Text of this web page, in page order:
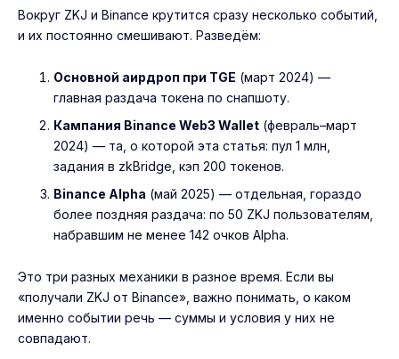
Вокруг ZKJ и Binance крутится сразу несколько событий,
и их постоянно смешивают. Разведём:
Основной аирдроп при TGE (март 2024) —
главная раздача токена по снапшоту.
Кампания Binance Web3 Wallet (февраль–март
2024) — та, о которой эта статья: пул 1 млн,
задания в zkBridge, кэп 200 токенов.
Binance Alpha (май 2025) — отдельная, гораздо
более поздняя раздача: по 50 ZKJ пользователям,
набравшим не менее 142 очков Alpha.
Это три разных механики в разное время. Если вы
«получали ZKJ от Binance», важно понимать, о каком
именно событии речь — суммы и условия у них не
совпадают.